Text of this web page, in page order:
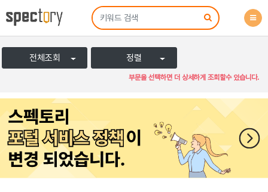
전체조회 정렬
부문을 선택하면 더 상세하게 조회할수 있습니다.